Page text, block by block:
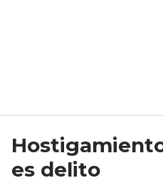
es delito